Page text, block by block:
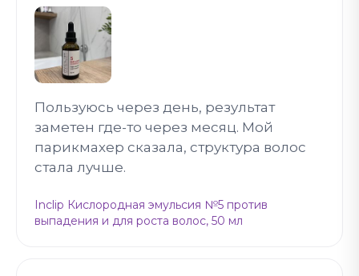
Пользуюсь через день, результат
заметен где-то через месяц. Мой
парикмахер сказала, структура волос
стала лучше.
Inclip Кислородная эмульсия №5 против
выпадения и для роста волос, 50 мл